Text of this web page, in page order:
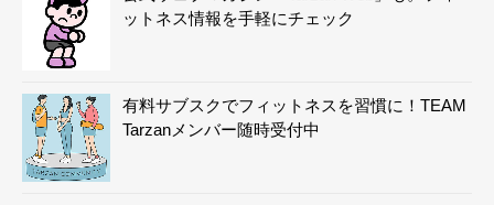
ットネス情報を手軽にチェック
有料サブスクでフィットネスを習慣に！TEAM
Tarzanメンバー随時受付中